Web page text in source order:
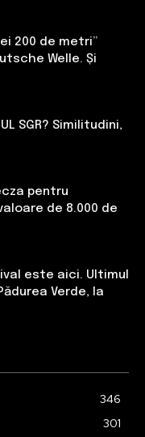
200 de metri”
Welle. Și
SGR? Similitudini,
pentru
de 8.000 de
este aici. Ultimul
Verde, la
346
301